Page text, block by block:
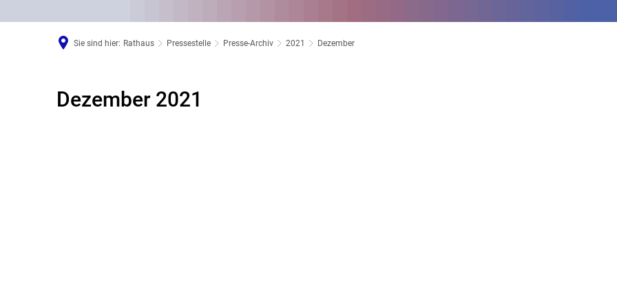
Sie sind hier: Rathaus Pressestelle Presse-Archiv 2021 Dezember
DezemberDezember 2021